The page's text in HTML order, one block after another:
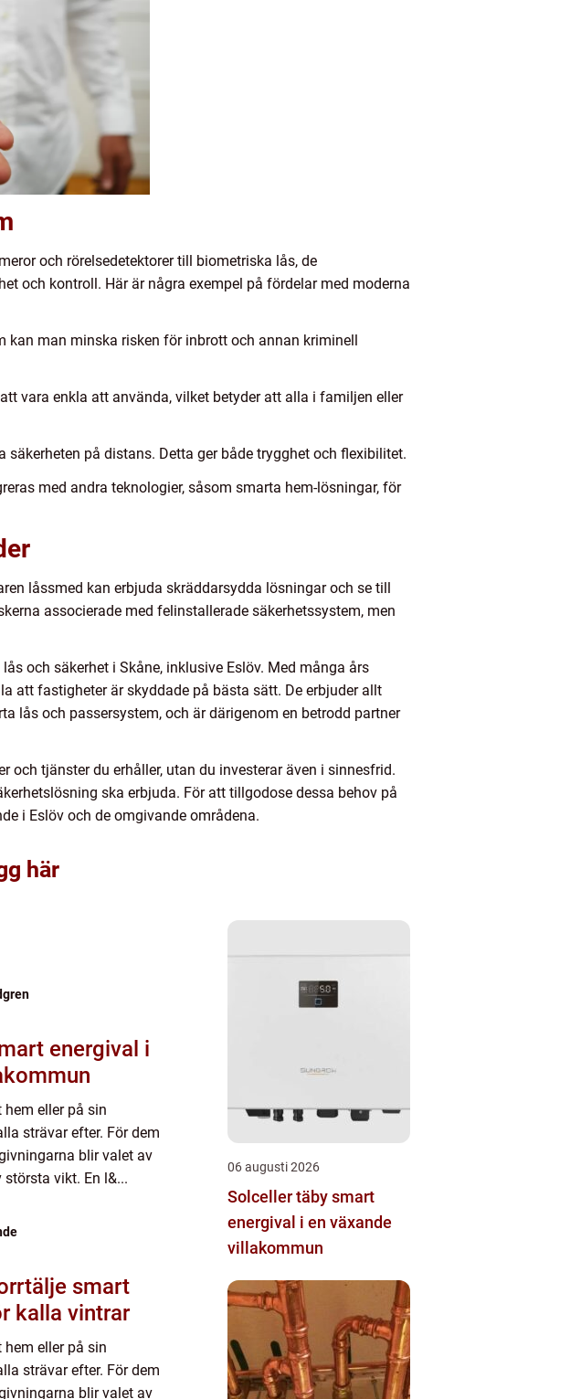
och rörelsedetektorer till biometriska lås, de
och kontroll. Här är några exempel på fördelar med moderna
kan man minska risken för inbrott och annan kriminell
vara enkla att använda, vilket betyder att alla i familjen eller
på distans. Detta ger både trygghet och flexibilitet.
med andra teknologier, såsom smarta hem-lösningar, för
låssmed kan erbjuda skräddarsydda lösningar och se till
associerade med felinstallerade säkerhetssystem, men
och säkerhet i Skåne, inklusive Eslöv. Med många års
att fastigheter är skyddade på bästa sätt. De erbjuder allt
lås och passersystem, och är därigenom en betrodd partner
tjänster du erhåller, utan du investerar även i sinnesfrid.
ska erbjuda. För att tillgodose dessa behov på
i Eslöv och de omgivande områdena.
här
eller på sin
strävar efter. För dem
blir valet av
vikt. En l&...
smart
kalla vintrar
eller på sin
strävar efter. För dem
blir valet av
06 augusti 2026
Solceller täby smart
energival i en växande
villakommun